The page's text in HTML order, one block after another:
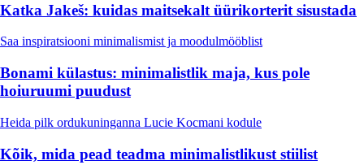
Katka Jakeš: kuidas maitsekalt üürikorterit sisustada
Saa inspiratsiooni minimalismist ja moodulmööblist
Bonami külastus: minimalistlik maja, kus pole
hoiuruumi puudust
Heida pilk ordukuninganna Lucie Kocmani kodule
Kõik, mida pead teadma minimalistlikust stiilist